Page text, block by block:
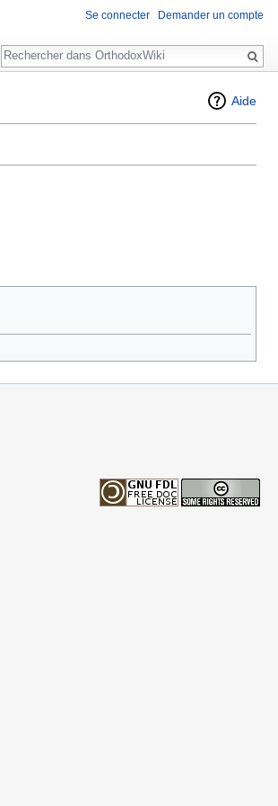
Aide
Se connecter Demander un compte
Rechercher